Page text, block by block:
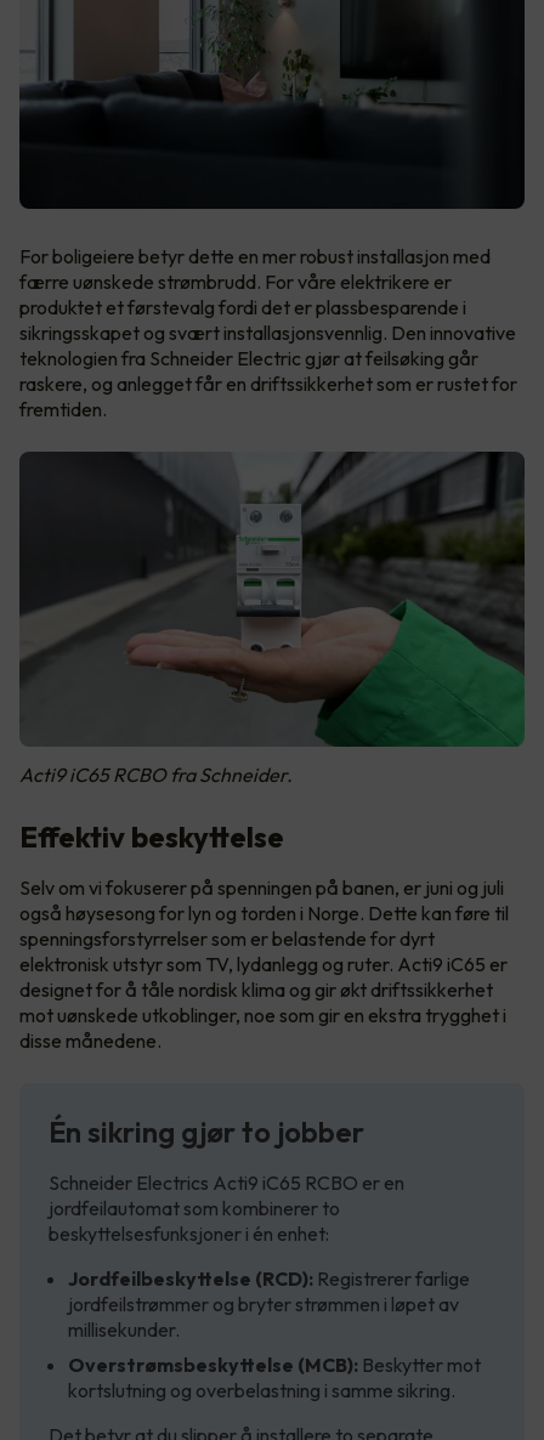
For boligeiere betyr dette en mer robust installasjon med
færre uønskede strømbrudd. For våre elektrikere er
produktet et førstevalg fordi det er plassbesparende i
sikringsskapet og svært installasjonsvennlig. Den innovative
teknologien fra Schneider Electric gjør at feilsøking går
raskere, og anlegget får en driftssikkerhet som er rustet for
fremtiden.
Acti9 iC65 RCBO fra Schneider.
Effektiv beskyttelse
Selv om vi fokuserer på spenningen på banen, er juni og juli
også høysesong for lyn og torden i Norge. Dette kan føre til
spenningsforstyrrelser som er belastende for dyrt
elektronisk utstyr som TV, lydanlegg og ruter. Acti9 iC65 er
designet for å tåle nordisk klima og gir økt driftssikkerhet
mot uønskede utkoblinger, noe som gir en ekstra trygghet i
disse månedene.
Én sikring gjør to jobber
Schneider Electrics Acti9 iC65 RCBO er en
jordfeilautomat som kombinerer to
beskyttelsesfunksjoner i én enhet:
Jordfeilbeskyttelse (RCD): Registrerer farlige
jordfeilstrømmer og bryter strømmen i løpet av
millisekunder.
Overstrømsbeskyttelse (MCB): Beskytter mot
kortslutning og overbelastning i samme sikring.
Det betyr at du slipper å installere to separate